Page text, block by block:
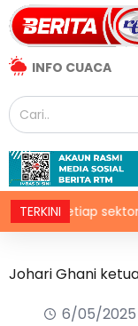
INFO CUACA
TERKINI
setiap sektor
Johari Ghani
6/05/2025